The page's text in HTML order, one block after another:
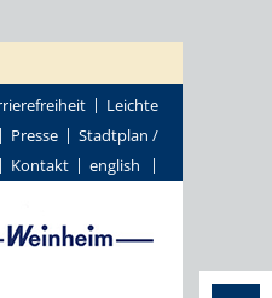
Leichte
Presse
Stadtplan /
Kontakt english